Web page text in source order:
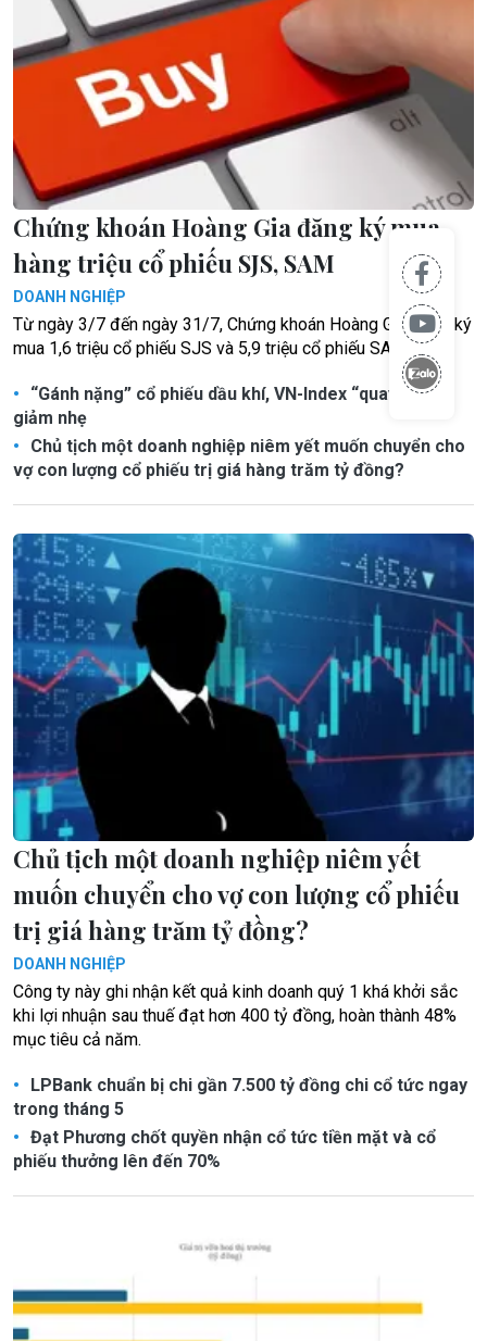
Chứng khoán Hoàng Gia đăng ký mua
hàng triệu cổ phiếu SJS, SAM
DOANH NGHIỆP
Từ ngày 3/7 đến ngày 31/7, Chứng khoán Hoàng Gia đăng ký
mua 1,6 triệu cổ phiếu SJS và 5,9 triệu cổ phiếu SAM.
“Gánh nặng” cổ phiếu dầu khí, VN-Index “quay đầu”
giảm nhẹ
Chủ tịch một doanh nghiệp niêm yết muốn chuyển cho
vợ con lượng cổ phiếu trị giá hàng trăm tỷ đồng?
Chủ tịch một doanh nghiệp niêm yết
muốn chuyển cho vợ con lượng cổ phiếu
trị giá hàng trăm tỷ đồng?
DOANH NGHIỆP
Công ty này ghi nhận kết quả kinh doanh quý 1 khá khởi sắc
khi lợi nhuận sau thuế đạt hơn 400 tỷ đồng, hoàn thành 48%
mục tiêu cả năm.
LPBank chuẩn bị chi gần 7.500 tỷ đồng chi cổ tức ngay
trong tháng 5
Đạt Phương chốt quyền nhận cổ tức tiền mặt và cổ
phiếu thưởng lên đến 70%